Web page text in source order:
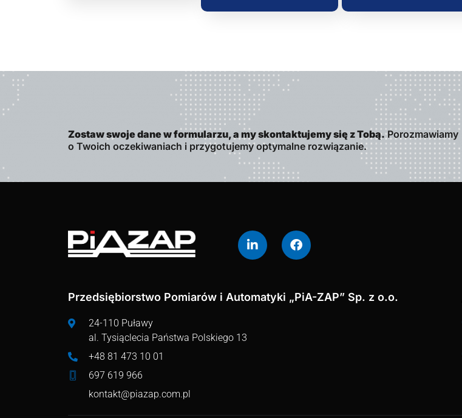
Zostaw swoje dane w formularzu, a my skontaktujemy się z Tobą.Porozmawiamy
o Twoich oczekiwaniach i przygotujemy optymalne rozwiązanie.
Przedsiębiorstwo Pomiarów i Automatyki „PiA-ZAP” Sp. z o.o.
24-110 Puławy
al. Tysiąclecia Państwa Polskiego 13
+48 81 473 10 01
697 619 966
kontakt@piazap.com.pl